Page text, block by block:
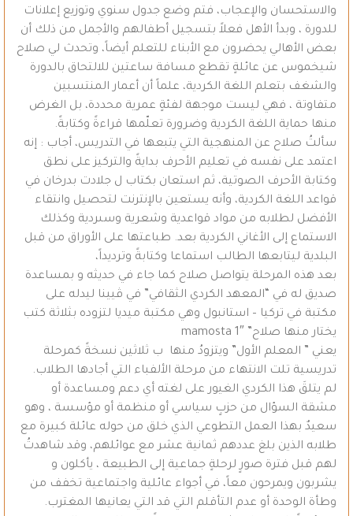
والاستحسان والإعجاب، فتم وضع جدول سنوي وتوزيع إعلانات
للدورة ، وبدأ الأهل فعلاً بتسجيل أطفالهم والأجمل من ذلك أن
بعض الأهالي يحضرون مع الأبناء للتعلم أيضاً، وتحدث لي صلاح
شيخموس عن عائلةٍ تقطع مسافة ساعتين للالتحاق بالدورة
والشغف بتعلم اللغة الكردية، علماً أن أعمار المنتسبين
متفاوتة ، فهي ليست موجهة لفئةٍ عمرية محددة، بل الغرض
منها حماية اللغة الكردية وضرورة تعلّمها قراءةً وكتابةً.
سألتُ صلاح عن المنهجية التي يتبعها في التدريس، أجاب : إنه
اعتمد على نفسه في تعليم الأحرف بدايةً والتركيز على نطق
وكتابة الأحرف الصوتية، ثم استعان بكتاب ل جلادت بدرخان في
قواعد اللغة الكردية، وأنه يستعين بالإنترنت لتحصيل وانتقاء
الأفضل لطلابه من مواد قواعدية وشعرية وسىردية وكذلك
الاستماع إلى الأغاني الكردية بعد. طباعتها على الأوراق من قبل
البلدية ليتابعها الطالب استماعا وكتابةً وترديداً،
بعد هذه المرحلة يتواصل صلاح كما جاء في حديثه و بمساعدة
صديق له في “المعهد الكردي الثقافي” في ڤيينا ليدله على
مكتبة في تركيا – استانبول وهي مكتبة ميديا لتزوده بثلاثة كتب
يختار منها صلاح” mamosta 1″
يعني ” المعلم الأول” ويتزودُ منها ب ثلاثين نسخةً كمرحلة
تدريسية تلت الانتهاء من مرحلة الألفباء التي أجادها الطلاب.
لم يتلقَ هذا الكردي الغيور على لغته أي دعم ومساعدة أو
مشقة السؤال من حزبٍ سياسي أو منظمة أو مؤسسة ، وهو
سعيدٌ بهذا العمل التطوعي الذي خلق من حوله عائلة كبيرة مع
طلابه الذين بلغ عددهم ثمانية عشر مع عوائلهم، وقد شاهدتُ
لهم قبل فترة صورٍ لرحلةٍ جماعية إلى الطبيعة ، يأكلون و
يشربون ويمرحون معاً، في أجواء عائلية واجتماعية تخفف من
وطأة الوحدة أو عدم التأقلم التي قد التي يعانيها المغترب.